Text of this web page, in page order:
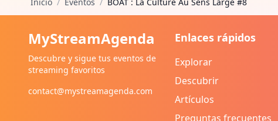
MyStreamAgenda
Descubre y sigue tus eventos de
streaming favoritos
contact@mystreamagenda.com
Enlaces rápidos
Explorar
Descubrir
Artículos
Preguntas frecuentes